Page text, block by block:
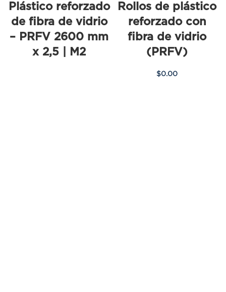
Plástico reforzado
de fibra de vidrio
– PRFV 2600 mm
x 2,5 | M2
Rollos de plástico
reforzado con
fibra de vidrio
(PRFV)
$0.00